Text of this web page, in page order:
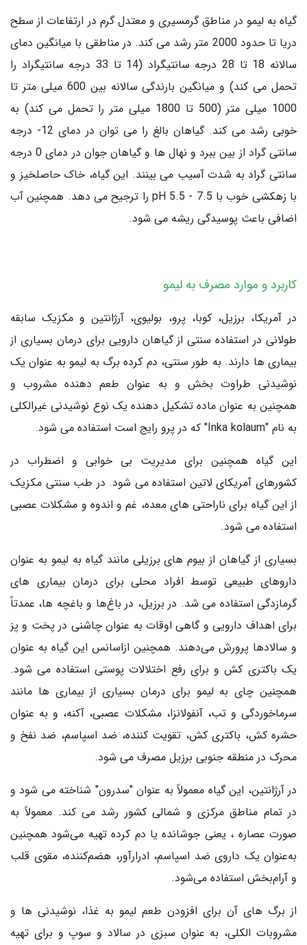
گیاه به لیمو در مناطق گرمسیری و معتدل گرم در ارتفاعات از سطح
دریا تا حدود 2000 متر رشد می کند. در مناطقی با میانگین دمای
سالانه 18 تا 28 درجه سانتیگراد (14 تا 33 درجه سانتیگراد را
تحمل می کند) و میانگین بارندگی سالانه بین 600 میلی متر تا
1000 میلی متر (500 تا 1800 میلی متر را تحمل می کند) به
خوبی رشد می کند. گیاهان بالغ را می توان در دمای 12- درجه
سانتی گراد از بین ببرد و نهال ها و گیاهان جوان در دمای 0 درجه
سانتی گراد به شدت آسیب می بینند. این گیاه، خاک حاصلخیز و
با زهکشی خوب با pH 5.5 - 7.5 را ترجیح می دهد. همچنین آب
اضافی باعث پوسیدگی ریشه می شود.
کاربرد و موارد مصرف به لیمو
در آمریکا، برزیل، کوبا، پرو، بولیوی، آرژانتین و مکزیک سابقه
طولانی در استفاده سنتی از گیاهان دارویی برای درمان بسیاری از
بیماری ها دارند. به طور سنتی، دم کرده برگ به لیمو به عنوان یک
نوشیدنی طراوت بخش و به عنوان طعم دهنده مشروب و
همچنین به عنوان ماده تشکیل دهنده یک نوع نوشیدنی غیرالکلی
به نام "Inka kolaum" که در پرو رایج است استفاده می شود.
این گیاه همچنین برای مدیریت بی خوابی و اضطراب در
کشورهای آمریکای لاتین استفاده می شود. در طب سنتی مکزیک
از این گیاه برای ناراحتی های معده، غم و اندوه و مشکلات عصبی
استفاده می شود.
بسیاری از گیاهان از بیوم های برزیلی مانند گیاه به لیمو به عنوان
داروهای طبیعی توسط افراد محلی برای درمان بیماری های
گرمازدگی استفاده می شد. در برزیل، در باغ‌ها و باغچه ها، عمدتاً
برای اهداف دارویی و گاهی اوقات به عنوان چاشنی در پخت و پز
و سالادها پرورش می‌دهند. همچنین ازاسانس این گیاه به عنوان
یک باکتری کش و برای رفع اختلالات پوستی استفاده می شود.
همچنین چای به لیمو برای درمان بسیاری از بیماری ها مانند
سرماخوردگی و تب، آنفولانزا، مشکلات عصبی، آکنه، و به عنوان
حشره کش، باکتری کش، تقویت کننده، ضد اسپاسم، ضد نفخ و
محرک در منطقه جنوبی برزیل مصرف می شود.
در آرژانتین، این گیاه معمولاً به عنوان "سدرون" شناخته می شود و
در تمام مناطق مرکزی و شمالی کشور رشد می کند. معمولاً به‌
صورت عصاره ، یعنی جوشانده یا دم کرده تهیه می‌شود همچنین
به‌عنوان یک داروی ضد اسپاسم، ادرارآور، هضم‌کننده، مقوی قلب
و آرام‌بخش استفاده می‌شود.
از برگ های آن برای افزودن طعم لیمو به غذا، نوشیدنی ها و
مشروبات الکلی، به عنوان سبزی در سالاد و سوپ و برای تهیه